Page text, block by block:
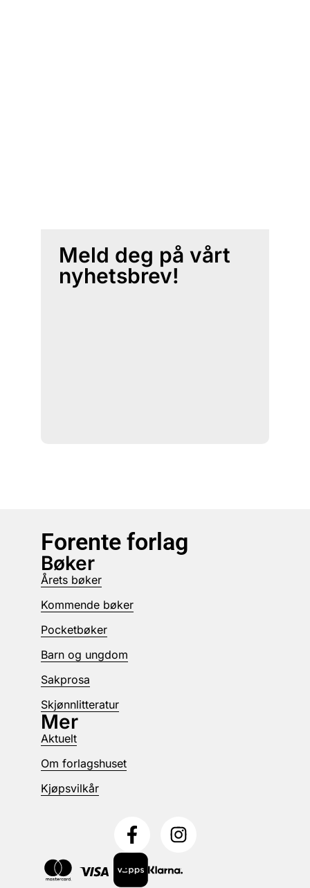
Meld deg på vårt
nyhetsbrev!
Forente forlag
Bøker
Årets bøker
Kommende bøker
Pocketbøker
Barn og ungdom
Sakprosa
Skjønnlitteratur
Mer
Aktuelt
Om forlagshuset
Kjøpsvilkår